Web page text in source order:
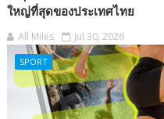
ใหญ่ที่สุดของประเทศไทย
All Miles Jul 30, 2026
SPORT